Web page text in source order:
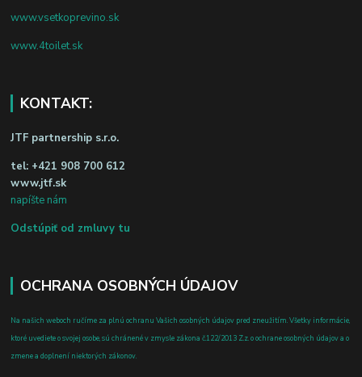
www.vsetkoprevino.sk
www.4toilet.sk
KONTAKT:
JTF partnership s.r.o.
tel: +421 908 700 612
www.jtf.sk
napíšte nám
Odstúpiť od zmluvy tu
OCHRANA OSOBNÝCH ÚDAJOV
Na našich weboch ručíme za plnú ochranu Vašich osobných údajov pred zneužitím. Všetky informácie,
ktoré uvediete o svojej osobe, sú chránené v zmysle zákona č.122/2013 Z.z. o ochrane osobných údajov a o
zmene a doplnení niektorých zákonov.